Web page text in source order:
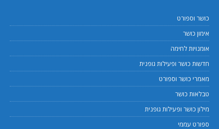
כושר וספורט
אימון כושר
אומנויות לחימה
חדשות כושר ופעילות גופנית
מאמרי כושר וספורט
טבלאות כושר
מילון כושר ופעילות גופנית
ספורט עממי